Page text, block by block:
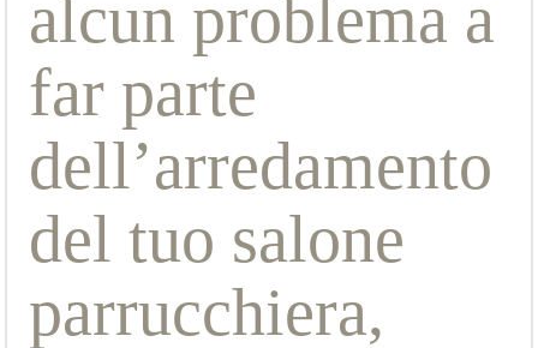
alcun problema a
far parte
dell’arredamento
del tuo salone
parrucchiera,